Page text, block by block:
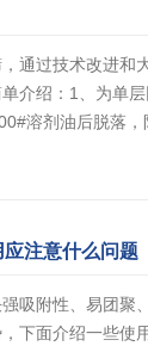
通过技术改进和
介绍：1、为单
溶剂油后脱落
注意什么问题
吸附性、易团聚
下面介绍一些使